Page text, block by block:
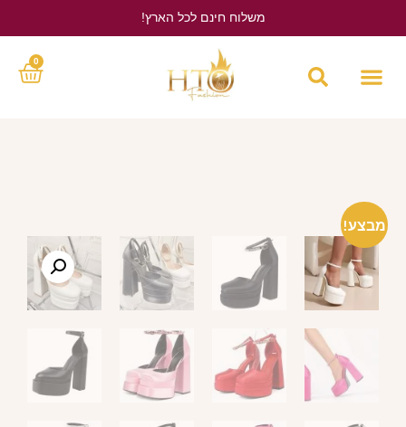
משלוח חינם לכל הארץ!
0
מבצע!